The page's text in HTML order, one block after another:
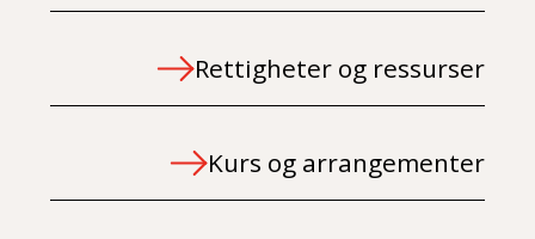
Rettigheter og ressurser
Kurs og arrangementer